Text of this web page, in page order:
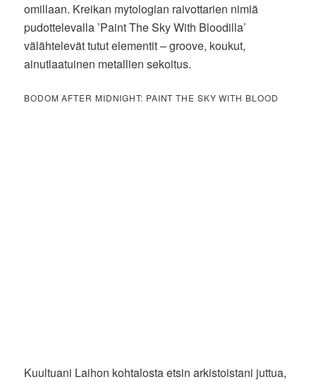
omillaan. Kreikan mytologian raivottarien nimiä
pudottelevalla ’Paint The Sky With Bloodilla’
välähtelevät tutut elementit – groove, koukut,
ainutlaatuinen metallien sekoitus.
BODOM AFTER MIDNIGHT: PAINT THE SKY WITH BLOOD
Kuultuani Laihon kohtalosta etsin arkistoistani juttua,